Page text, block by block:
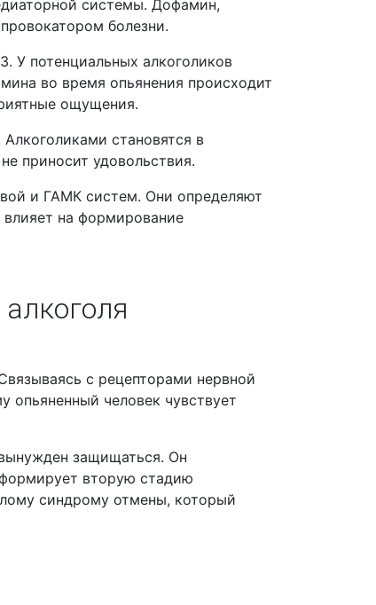
системы. Дофамин,
болезни.
У потенциальных алкоголиков
во время опьянения происходит
ощущения.
становятся в
приносит удовольствия.
и ГАМК систем. Они определяют
на формирование
с рецепторами нервной
опьяненный человек чувствует
защищаться. Он
вторую стадию
синдрому отмены, который